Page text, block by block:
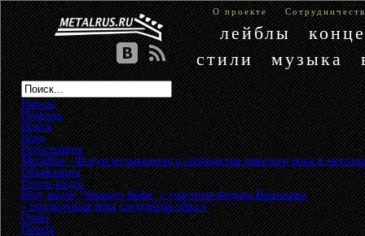
О проекте
лейблы
стили
музыка
Начало
Помощь
Поиск
Вход
Регистрация
MetalRus - Форум музыкального сообщества тяжелого рока и металла
Объявления»
Поиск видео»
Ищу видео "Черного Кофе" с участием Федора Васильева
« предыдущая тема следующая тема »
Ответ
Печать